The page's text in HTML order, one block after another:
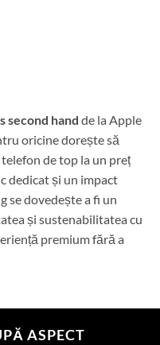
second hand de la Apple
oricine dorește să
de top la un preț
dedicat și un impact
se dovedește a fi un
și sustenabilitatea cu
premium fără a
ASPECT